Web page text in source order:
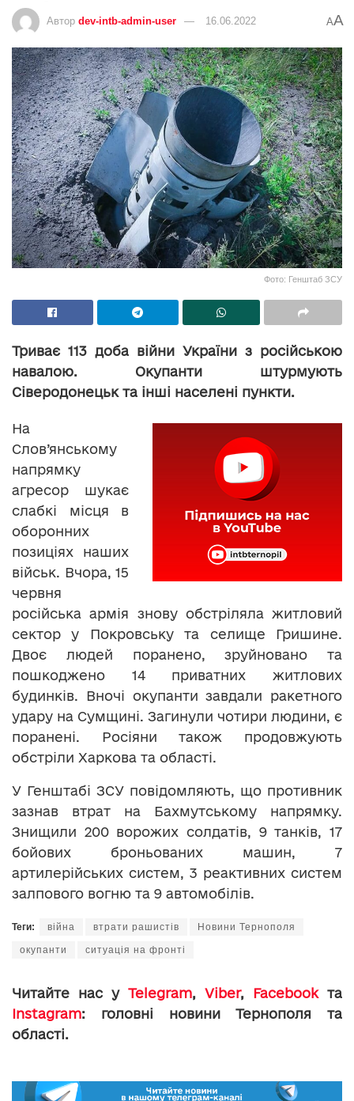
Автор dev-intb-admin-user 16.06.2022 AA
Фото: Генштаб ЗСУ
Триває 113 доба війни України з російською
навалою. Окупанти штурмують
Сіверодонецьк та інші населені пункти.
На
Слов’янському
напрямку
агресор шукає
слабкі місця в
оборонних
позиціях наших
військ. Вчора, 15
червня
російська армія знову обстріляла житловий
сектор у Покровську та селище Гришине.
Двоє людей поранено, зруйновано та
пошкоджено 14 приватних житлових
будинків. Вночі окупанти завдали ракетного
удару на Сумщині. Загинули чотири людини, є
поранені. Росіяни також продовжують
обстріли Харкова та області.
У Генштабі ЗСУ повідомляють, що противник
зазнав втрат на Бахмутському напрямку.
Знищили 200 ворожих солдатів, 9 танків, 17
бойових броньованих машин, 7
артилерійських систем, 3 реактивних систем
залпового вогню та 9 автомобілів.
Теги: війна втрати рашистів Новини Тернополя
окупанти ситуація на фронті
Читайте нас у Telegram, Viber, Facebookта
Instagram: головні новини Тернополя та
області.